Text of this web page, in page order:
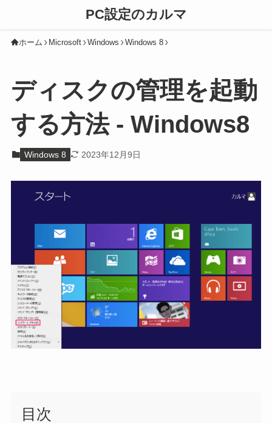
PC設定のカルマ
ホーム Microsoft Windows Windows 8
ディスクの管理を起動
する方法 - Windows8
Windows 8 2023年12月9日
目次